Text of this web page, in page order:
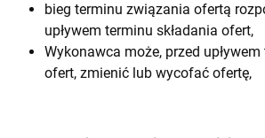
bieg terminu związania ofertą
upływem terminu składania ofert,
Wykonawca może, przed
ofert, zmienić lub wycofać ofertę,